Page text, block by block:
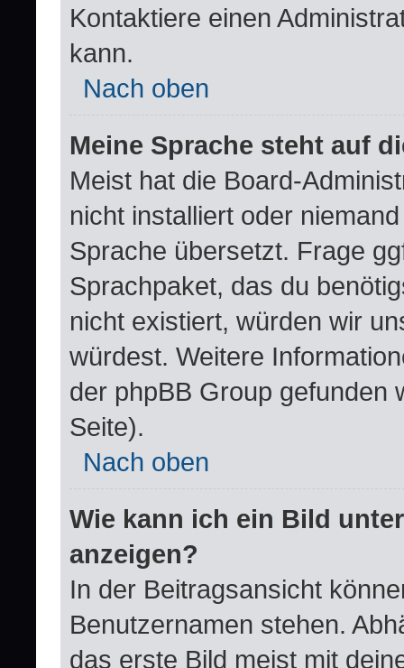
Kontaktiere einen
kann.
Nach oben
Meine Sprache steht auf
Meist hat die Board-
nicht installiert oder
Sprache übersetzt. Frage
Sprachpaket, das du
nicht existiert, würden wir
würdest. Weitere
der phpBB Group gefunden
Seite).
Nach oben
Wie kann ich ein Bild
anzeigen?
In der Beitragsansicht
Benutzernamen stehen.
das erste Bild meist mit